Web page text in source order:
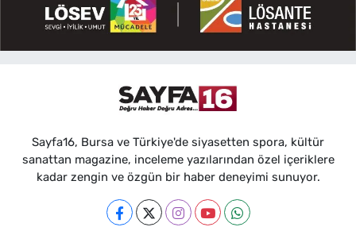
Sayfa16, Bursa ve Türkiye'de siyasetten spora, kültür
sanattan magazine, inceleme yazılarından özel içeriklere
kadar zengin ve özgün bir haber deneyimi sunuyor.